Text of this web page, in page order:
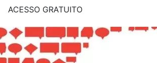
ACESSO GRATUITO